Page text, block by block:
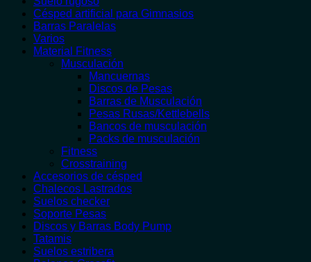
Césped artificial para Gimnasios
Barras Paralelas
Varios
Material Fitness
Musculación
Mancuernas
Discos de Pesas
Barras de Musculación
Pesas Rusas/Kettlebells
Bancos de musculación
Packs de musculación
Fitness
Crosstraining
Accesorios de césped
Chalecos Lastrados
Suelos checker
Soporte Pesas
Discos y Barras Body Pump
Tatamis
Suelos estribera